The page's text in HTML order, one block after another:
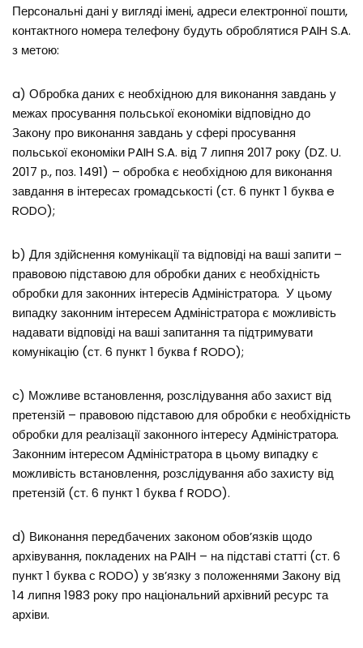
Персональні дані у вигляді імені, адреси електронної пошти,
контактного номера телефону будуть оброблятися PAIH S.A.
з метою:
a) Обробка даних є необхідною для виконання завдань у
межах просування польської економіки відповідно до
Закону про виконання завдань у сфері просування
польської економіки PAIH S.A. від 7 липня 2017 року (DZ. U.
2017 р., поз. 1491) – обробка є необхідною для виконання
завдання в інтересах громадськості (ст. 6 пункт 1 буква e
RODO);
b) Для здійснення комунікації та відповіді на ваші запити –
правовою підставою для обробки даних є необхідність
обробки для законних інтересів Адміністратора. У цьому
випадку законним інтересем Адміністратора є можливість
надавати відповіді на ваші запитання та підтримувати
комунікацію (ст. 6 пункт 1 буква f RODO);
c) Можливе встановлення, розслідування або захист від
претензій – правовою підставою для обробки є необхідність
обробки для реалізації законного інтересу Адміністратора.
Законним інтересом Адміністратора в цьому випадку є
можливість встановлення, розслідування або захисту від
претензій (ст. 6 пункт 1 буква f RODO).
d) Виконання передбачених законом обов’язків щодо
архівування, покладених на PAIH – на підставі статті (ст. 6
пункт 1 буква с RODO) у зв’язку з положеннями Закону від
14 липня 1983 року про національний архівний ресурс та
архіви.